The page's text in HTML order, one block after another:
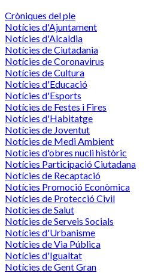
Cròniques del ple
Notícies d'Ajuntament
Notícies d'Alcaldia
Notícies de Ciutadania
Notícies de Coronavirus
Notícies de Cultura
Notícies d'Educació
Notícies d'Esports
Notícies de Festes i Fires
Notícies d'Habitatge
Notícies de Joventut
Notícies de Medi Ambient
Notícies d'obres nucli històric
Notícies Participació Ciutadana
Notícies de Recaptació
Notícies Promoció Econòmica
Notícies de Protecció Civil
Notícies de Salut
Notícies de Serveis Socials
Notícies d'Urbanisme
Notícies de Via Pública
Notícies d'Igualtat
Notícies de Gent Gran